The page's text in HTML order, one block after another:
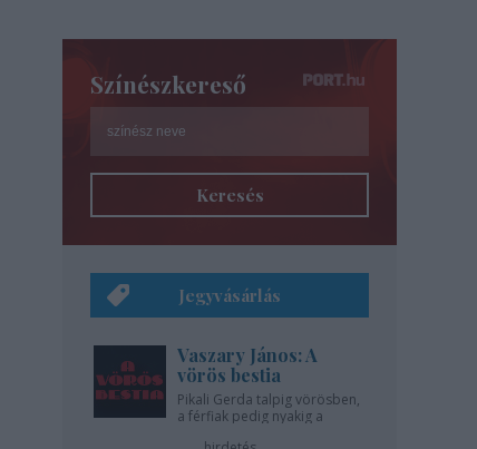
Színészkereső
Keresés
Jegyvásárlás
Vaszary János: A
vörös bestia
Pikali Gerda talpig vörösben,
a férfiak pedig nyakig a